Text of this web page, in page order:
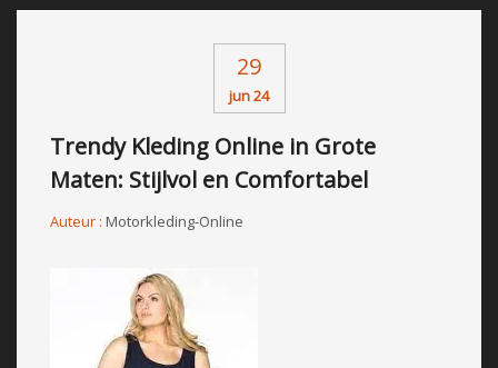
29
jun 24
Trendy Kleding Online in Grote
Maten: Stijlvol en Comfortabel
Auteur : Motorkleding-Online